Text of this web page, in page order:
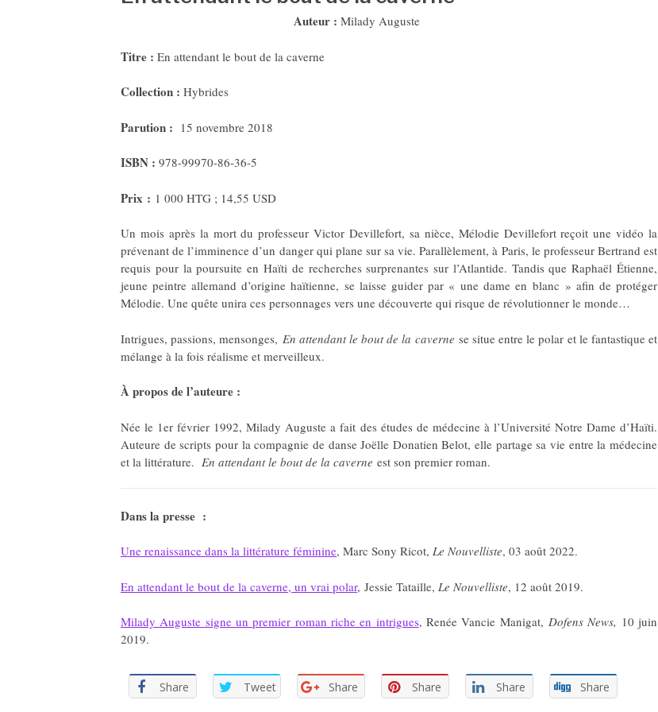
Auteur : Milady Auguste
Titre : En attendant le bout de la caverne
Collection : Hybrides
Parution : 15 novembre 2018
ISBN : 978-99970-86-36-5
Prix : 1 000 HTG ; 14,55 USD
Un mois après la mort du professeur Victor Devillefort, sa nièce, Mélodie Devillefort reçoit une vidéo la
prévenant de l’imminence d’un danger qui plane sur sa vie. Parallèlement, à Paris, le professeur Bertrand est
requis pour la poursuite en Haïti de recherches surprenantes sur l’Atlantide. Tandis que Raphaël Étienne,
jeune peintre allemand d’origine haïtienne, se laisse guider par « une dame en blanc » afin de protéger
Mélodie. Une quête unira ces personnages vers une découverte qui risque de révolutionner le monde…
Intrigues, passions, mensonges, En attendant le bout de la caverne se situe entre le polar et le fantastique et
mélange à la fois réalisme et merveilleux.
À propos de l’auteure :
Née le 1er février 1992, Milady Auguste a fait des études de médecine à l’Université Notre Dame d’Haïti.
Auteure de scripts pour la compagnie de danse Joëlle Donatien Belot, elle partage sa vie entre la médecine
et la littérature. En attendant le bout de la caverne est son premier roman.
Dans la presse :
Une renaissance dans la littérature féminine, Marc Sony Ricot, Le Nouvelliste, 03 août 2022.
En attendant le bout de la caverne, un vrai polar, Jessie Tataille, Le Nouvelliste, 12 août 2019.
Milady Auguste signe un premier roman riche en intrigues, Renée Vancie Manigat,Dofens News, 10 juin
2019.
Share Tweet Share Share Share Share